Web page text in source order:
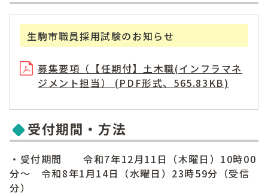
生駒市職員採用試験のお知らせ
募集要項（【任期付】土木職(インフラマネ
ジメント担当） (PDF形式、565.83KB)
受付期間・方法
・受付期間 令和7年12月11日（木曜日）10時00
分～ 令和8年1月14日（水曜日）23時59分（受信
分）